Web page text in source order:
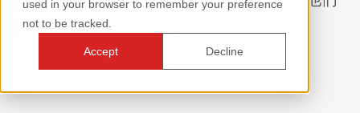
used in your browser to remember your preference
not to be tracked.
Accept Decline
+31 (0)77 389 32 32
ventilation@vostermans.com
的故事中汲取经验教训。